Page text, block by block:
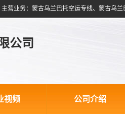
公司
视频 公司介绍